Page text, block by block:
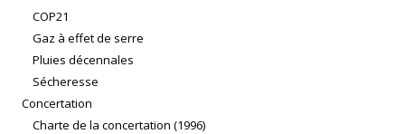
COP21
Gaz à effet de serre
Pluies décennales
Sécheresse
Concertation
Charte de la concertation (1996)